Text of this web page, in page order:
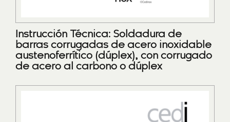
Instrucción Técnica: Soldadura de
barras corrugadas de acero inoxidable
austenoferrítico (dúplex), con corrugado
de acero al carbono o dúplex